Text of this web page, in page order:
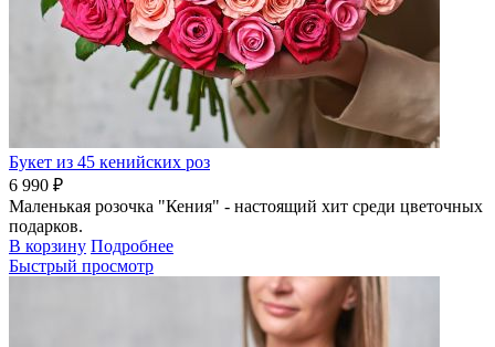
Букет из 45 кенийских роз
6 990 ₽
Маленькая розочка "Кения" - настоящий хит среди цветочных
подарков.
В корзину Подробнее
Быстрый просмотр